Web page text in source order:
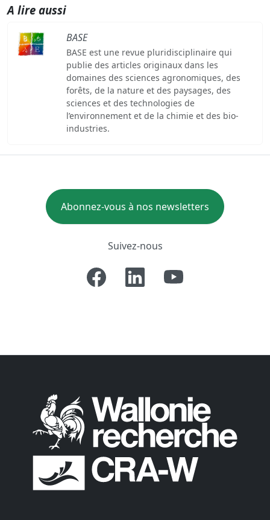
A lire aussi
BASE
BASE est une revue pluridisciplinaire qui
publie des articles originaux dans les
domaines des sciences agronomiques, des
forêts, de la nature et des paysages, des
sciences et des technologies de
l’environnement et de la chimie et des bio-
industries.
Abonnez-vous à nos newsletters
Suivez-nous